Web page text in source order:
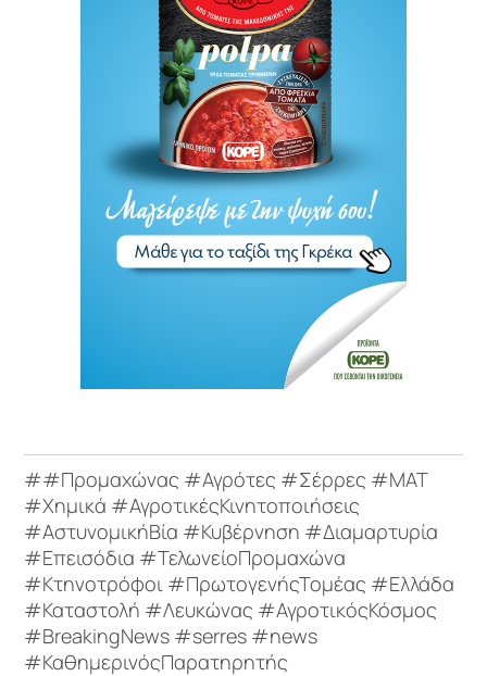
##Προμαχώνας #Αγρότες #Σέρρες #ΜΑΤ
#Χημικά #ΑγροτικέςΚινητοποιήσεις
#ΑστυνομικήΒία #Κυβέρνηση #Διαμαρτυρία
#Επεισόδια #ΤελωνείοΠρομαχώνα
#Κτηνοτρόφοι #ΠρωτογενήςΤομέας #Ελλάδα
#Καταστολή #Λευκώνας #ΑγροτικόςΚόσμος
#BreakingNews #serres #news
#ΚαθημερινόςΠαρατηρητής